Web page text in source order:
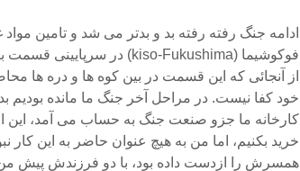
ادامه جنگ رفته رفته بد و بدتر می شد و تامین
از آنجائی که این قسمت در بین کوه ها و دره ها
خود کفا نیست. در مراحل آخر جنگ ما مانده بودیم
کارخانه ما جزو صنعت جنگ به حساب می آمد، این
خرید بکنیم، اما من به هیچ عنوان حاضر به این
همسرش را ازدست داده بود، با دو فرزندش پیش من